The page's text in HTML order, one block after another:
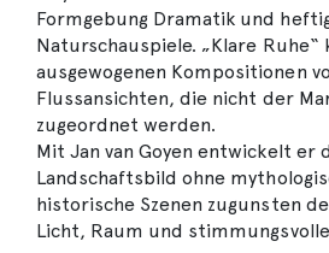
Formgebung Dramatik und
Naturschauspiele. „Klare Ruhe“
ausgewogenen Kompositionen
Flussansichten, die nicht der
zugeordnet werden.
Mit Jan van Goyen entwickelt er
Landschaftsbild ohne
historische Szenen zugunsten
Licht, Raum und